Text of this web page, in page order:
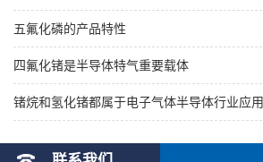
五氟化磷的产品特性
四氟化锗是半导体特气重要载体
锗烷和氢化锗都属于电子气体半导体行业应用